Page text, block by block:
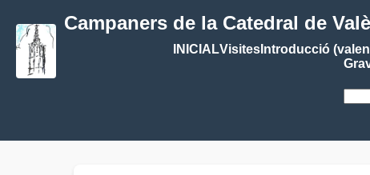
Campaners de la Catedral de
INICIALVisitesIntroducció